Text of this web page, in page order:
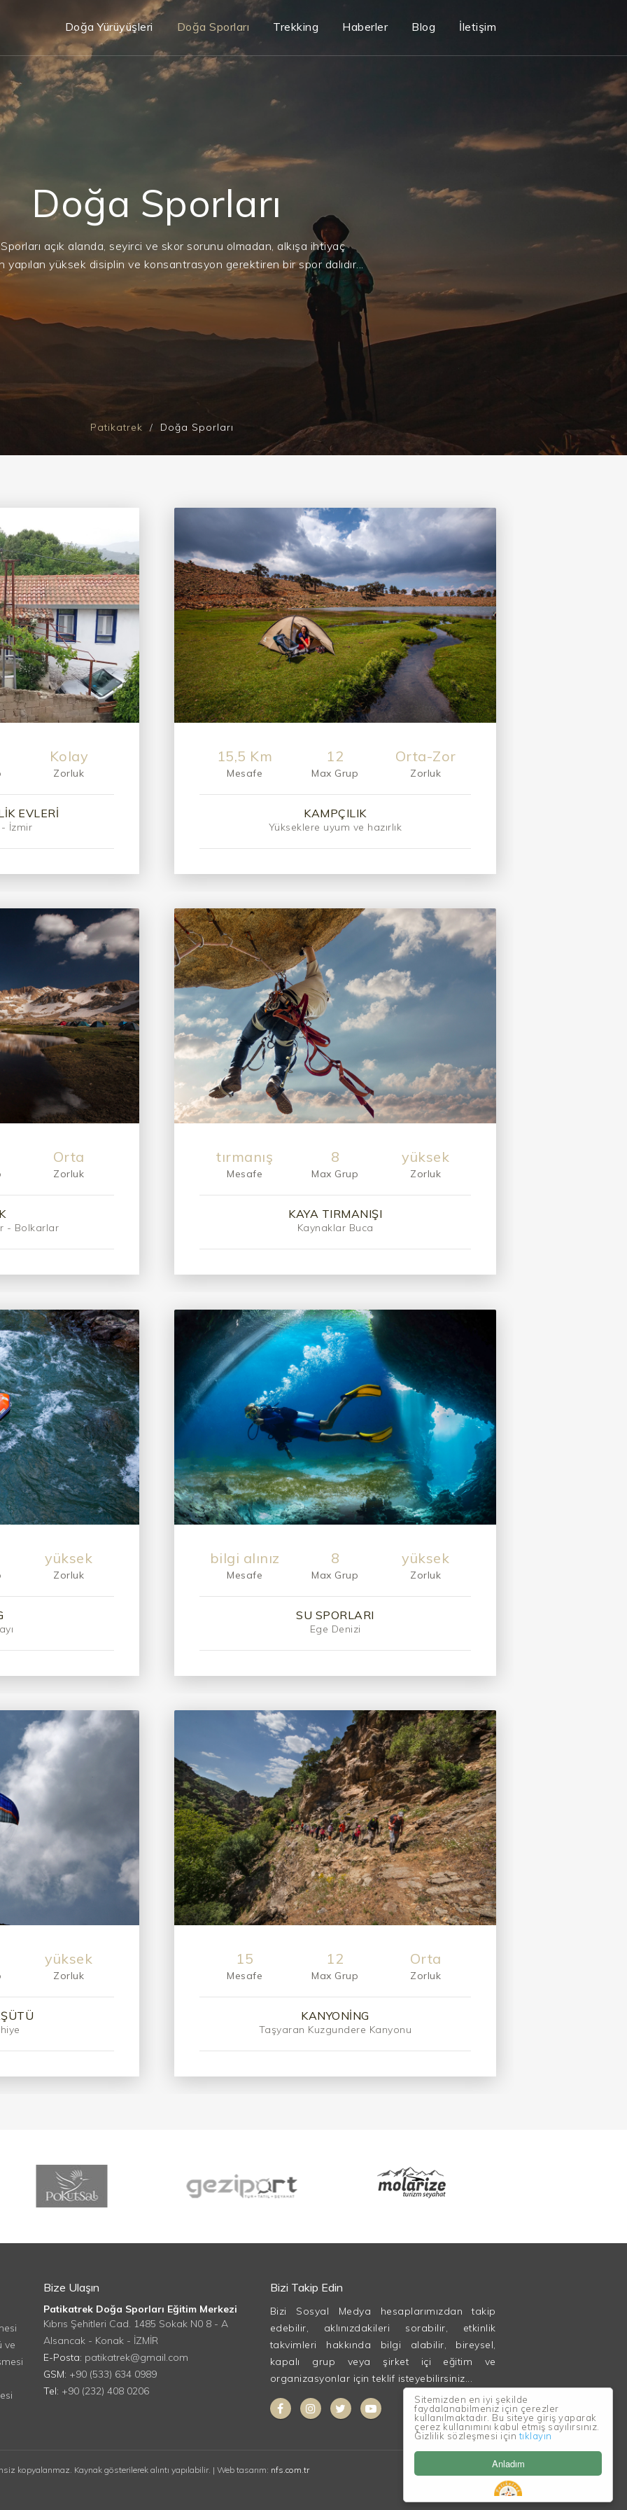
Anladım
Sitemizden en iyi şekilde
faydalanabilmeniz için çerezler
kullanılmaktadır. Bu siteye giriş yaparak
çerez kullanımını kabul etmiş sayılırsınız.
Gizlilik sözleşmesi içintıklayın
Doğa Yürüyüşleri Doğa Sporları Trekking Haberler Blog İletişim
Doğa Sporları
açık alanda, seyirci ve skor sorunu olmadan, alkışa ihtiyaç
yapılan yüksek disiplin ve konsantrasyon gerektiren bir spor dalıdır...
Patikatrek Doğa Sporları
Kolay
Zorluk
EVLERI
İzmir
15,5 Km
Mesafe
12
Max Grup
Orta-Zor
Zorluk
KAMPÇILIK
Yükseklere uyum ve hazırlık
Orta
Zorluk
- Bolkarlar
tırmanış
Mesafe
8
Max Grup
yüksek
Zorluk
KAYA TIRMANIŞI
Kaynaklar Buca
yüksek
Zorluk
bilgi alınız
Mesafe
8
Max Grup
yüksek
Zorluk
SU SPORLARI
Ege Denizi
yüksek
Zorluk
15
Mesafe
12
Max Grup
Orta
Zorluk
KANYONING
Taşyaran Kuzgundere Kanyonu
ve
Bize Ulaşın
Patikatrek Doğa Sporları Eğitim Merkezi
Kıbrıs Şehitleri Cad. 1485 Sokak N0 8 - A
Alsancak - Konak - İZMİR
E-Posta: patikatrek@gmail.com
GSM: +90 (533) 634 0989
Tel: +90 (232) 408 0206
Bizi Takip Edin
Bizi Sosyal Medya hesaplarımızdan takip
edebilir, aklınızdakileri sorabilir, etkinlik
takvimleri hakkında bilgi alabilir, bireysel,
kapalı grup veya şirket içi eğitim ve
organizasyonlar için teklif isteyebilirsiniz...
kopyalanmaz. Kaynak gösterilerek alıntı yapılabilir. | Web tasarım: nfs.com.tr